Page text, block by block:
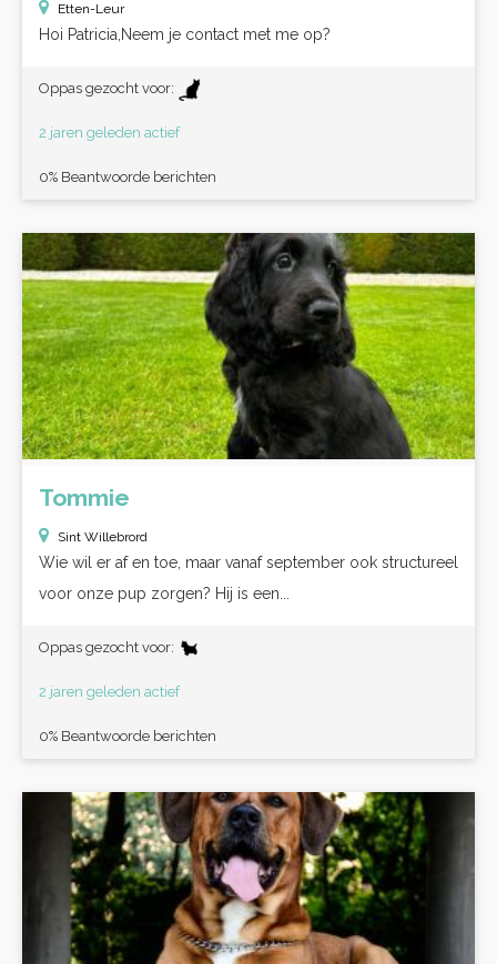
Etten-Leur
Hoi Patricia,Neem je contact met me op?
Oppas gezocht voor:
2 jaren geleden actief
0% Beantwoorde berichten
Tommie
Sint Willebrord
Wie wil er af en toe, maar vanaf september ook structureel
voor onze pup zorgen? Hij is een...
Oppas gezocht voor:
2 jaren geleden actief
0% Beantwoorde berichten